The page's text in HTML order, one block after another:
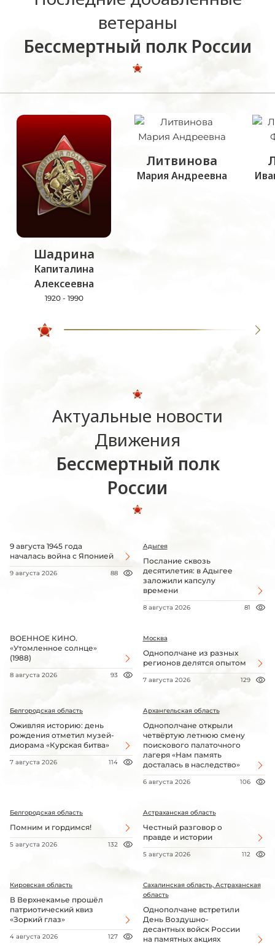
ветераны
Бессмертный полк России
Шадрина
Капиталина
Алексеевна
1920 - 1990
Литвинова
Мария Андреевна
Актуальные новости
Движения
Бессмертный полк
России
9 августа 1945 года
началась война с Японией
9 августа 2026 88
Адыгея
Послание сквозь
десятилетия: в Адыгее
заложили капсулу
времени
8 августа 2026 81
ВОЕННОЕ КИНО.
«Утомленное солнце»
(1988)
8 августа 2026 93
Москва
Однополчане из разных
регионов делятся опытом
7 августа 2026 129
Белгородская область
Оживляя историю: день
рождения отметил музей-
диорама «Курская битва»
7 августа 2026 114
Архангельская область
Однополчане открыли
четвёртую летнюю смену
поискового палаточного
лагеря «Нам память
досталась в наследство»
6 августа 2026 106
Белгородская область
Помним и гордимся!
5 августа 2026 132
Астраханская область
Честный разговор о
правде и истории
5 августа 2026 112
Кировская область
В Верхнекамье прошёл
патриотический квиз
«Зоркий глаз»
4 августа 2026 127
Сахалинская область, Астраханская
область
Однополчане встретили
День Воздушно-
десантных войск России
на памятных акциях